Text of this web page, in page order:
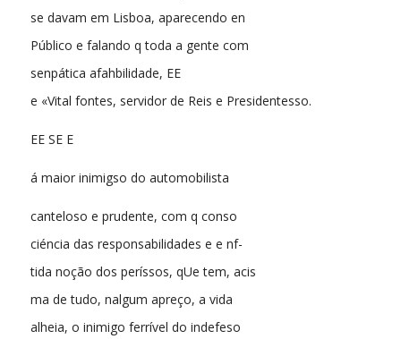
se davam em Lisboa, aparecendo en
Público e falando q toda a gente com
senpática afahbilidade, EE
e «Vital fontes, servidor de Reis e Presidentesso.
EE SE E
á maior inimigso do automobilista
canteloso e prudente, com q conso
ciéncia das responsabilidades e e nf-
tida noção dos períssos, qUe tem, acis
ma de tudo, nalgum apreço, a vida
alheia, o inimigo ferrível do indefeso